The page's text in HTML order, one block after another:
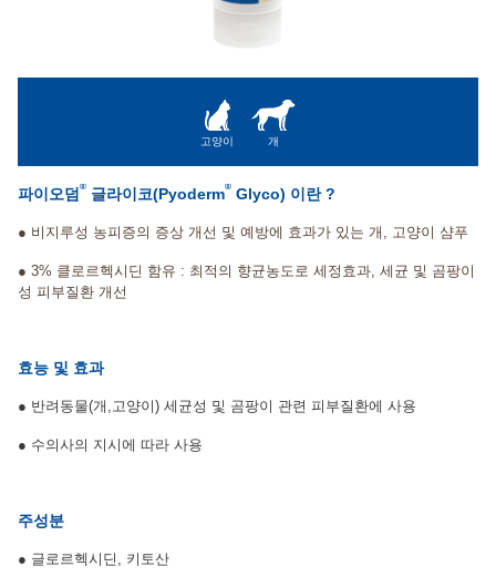
고양이 개
파이오덤 ® 글라이코(Pyoderm® Glyco) 이란 ?
● 비지루성 농피증의 증상 개선 및 예방에 효과가 있는 개, 고양이 샴푸
● 3% 클로르헥시딘 함유 : 최적의 향균농도로 세정효과, 세균 및 곰팡이
성 피부질환 개선
효능 및 효과
● 반려동물(개,고양이) 세균성 및 곰팡이 관련 피부질환에 사용
● 수의사의 지시에 따라 사용
주성분
● 글로르헥시딘, 키토산